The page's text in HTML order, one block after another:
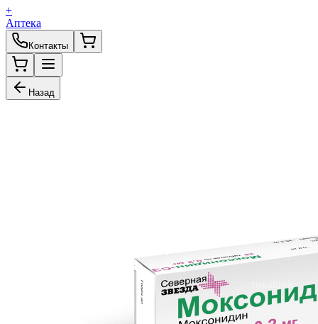
+
Аптека
Контакты
Назад